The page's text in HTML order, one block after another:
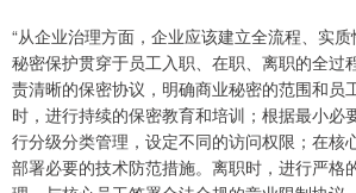
“从企业治理方面，企业应该建立全流程、实
秘密保护贯穿于员工入职、在职、离职的全过
责清晰的保密协议，明确商业秘密的范围和员
时，进行持续的保密教育和培训；根据最小必
行分级分类管理，设定不同的访问权限；在核
部署必要的技术防范措施。离职时，进行严格